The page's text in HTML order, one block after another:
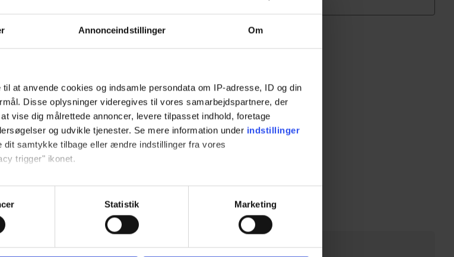
Annonceindstillinger Om
at anvende cookies og indsamle persondata om IP-adresse, ID og din
Disse oplysninger videregives til vores samarbejdspartnere, der
vise dig målrettede annoncer, levere tilpasset indhold, foretage
og udvikle tjenester. Se mere information under indstillinger
samtykke tilbage eller ændre indstillinger fra vores
trigger" ikonet.
der kan være nøjagtig inden for få meter
af dens unikke karakteristika (fingerprinting)
Statistik Marketing
Download dataark